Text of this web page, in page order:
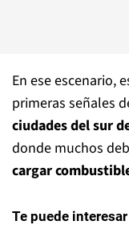
En ese escenario,
primeras señales
ciudades del sur
donde muchos
cargar
Te puede interesar